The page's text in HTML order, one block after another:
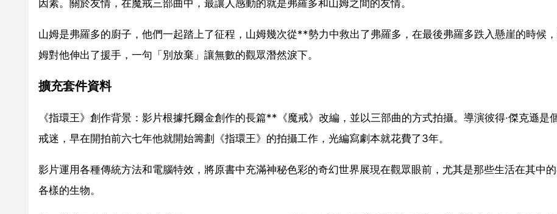
因素。關於友情，在魔戒三部曲中，最讓人感動的就是弗羅多和山姆之間的友情。
山姆是弗羅多的廚子，他們一起踏上了征程，山姆幾次從**勢力中救出了弗羅多，在最後弗羅多跌入懸崖的時候
姆對他伸出了援手，一句「別放棄」讓無數的觀眾潛然淚下。
擴充套件資料
《指環王》創作背景：影片根據托爾金創作的長篇**《魔戒》改編，並以三部曲的方式拍攝。導演彼得·傑克遜是
戒迷，早在開拍前六七年他就開始籌劃《指環王》的拍攝工作，光編寫劇本就花費了3年。
影片運用各種傳統方法和電腦特效，將原書中充滿神秘色彩的奇幻世界展現在觀眾眼前，尤其是那些生活在其中
各樣的生物。